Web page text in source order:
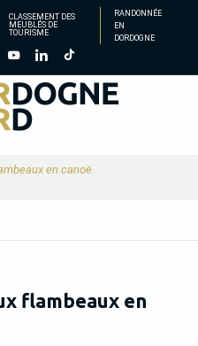
CLASSEMENT DES
MEUBLÉS DE
TOURISME
RANDONNÉE
EN
DORDOGNE
en canoë
flambeaux en